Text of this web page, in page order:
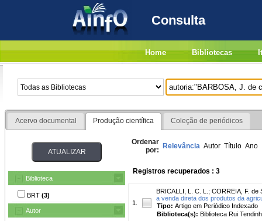
Consulta
Home Bibliotecas
Acervo documental Produção científica Coleção de periódicos
Biblioteca
BRT (3)
Autor
Ordenar
por: Relevância Autor Título Ano
Registros recuperados : 3
1.
BRICALLI, L. C. L. ; CORREIA, F. de
a venda direta dos produtos da
Tipo: Artigo em Periódico Indexado
Biblioteca(s): Biblioteca Rui